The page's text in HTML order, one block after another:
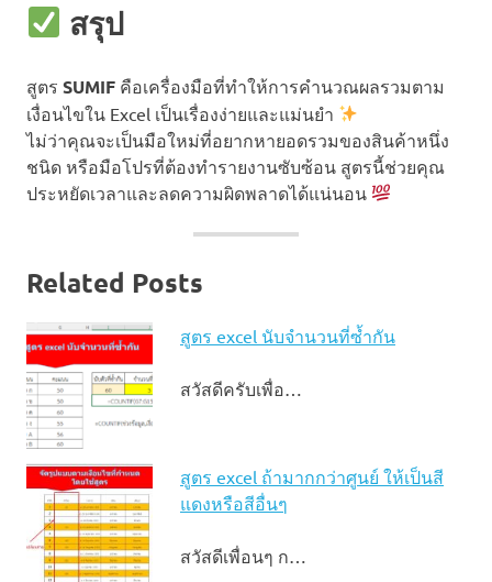
สรุป
สูตร SUMIF คือเครื่องมือที่ทำให้การคำนวณผลรวมตาม
เงื่อนไขใน Excel เป็นเรื่องง่ายและแม่นยำ
ไม่ว่าคุณจะเป็นมือใหม่ที่อยากหายอดรวมของสินค้าหนึ่ง
ชนิด หรือมือโปรที่ต้องทำรายงานซับซ้อน สูตรนี้ช่วยคุณ
ประหยัดเวลาและลดความผิดพลาดได้แน่นอน
Related Posts
สูตร excel นับจํานวนที่ซ้ำกัน
สวัสดีครับเพื่อ…
สูตร excel ถ้ามากกว่าศูนย์ ให้เป็นสี
แดงหรือสีอื่นๆ
สวัสดีเพื่อนๆ ก…